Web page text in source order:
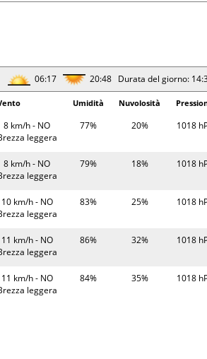
6 km/h - O
Bava di vento
1020
Brezza leggera
Bava di vento
Vento
6 km/h - NO
86% 1021
5 km/h - NO
86% 1021
06:17 20:48 Durata del giorno:
Umidità Nuvolosità
8 km/h - NO
leggera
77% 20% 1018
8 km/h - NO
leggera
79% 18% 1018
10 km/h - NO
leggera
83% 25% 1018
11 km/h - NO
leggera
86% 32% 1018
11 km/h - NO
leggera
84% 35% 1018